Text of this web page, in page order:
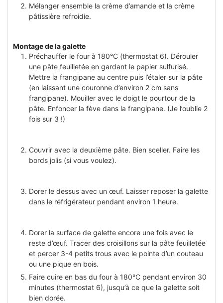
Mélanger ensemble la crème d’amande et la crème
pâtissière refroidie.
Montage de la galette
Préchauffer le four à 180°C (thermostat 6). Dérouler
une pâte feuilletée en gardant le papier sulfurisé.
Mettre la frangipane au centre puis l’étaler sur la pâte
(en laissant une couronne d’environ 2 cm sans
frangipane). Mouiller avec le doigt le pourtour de la
pâte. Enfoncer la fève dans la frangipane. (Je l’oublie 2
fois sur 3 !)
Couvrir avec la deuxième pâte. Bien sceller. Faire les
bords jolis (si vous voulez).
Dorer le dessus avec un œuf. Laisser reposer la galette
dans le réfrigérateur pendant environ 1 heure.
Dorer la surface de galette encore une fois avec le
reste d’œuf. Tracer des croisillons sur la pâte feuilletée
et percer 3-4 petits trous avec le pointe d’un couteau
ou une pique en bois.
Faire cuire en bas du four à 180°C pendant environ 30
minutes (thermostat 6), jusqu’à ce que la galette soit
bien dorée.